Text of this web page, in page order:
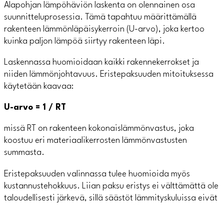
Alapohjan lämpöhäviön laskenta on olennainen osa
suunnitteluprosessia. Tämä tapahtuu määrittämällä
rakenteen lämmönläpäisykerroin (U-arvo), joka kertoo
kuinka paljon lämpöä siirtyy rakenteen läpi.
Laskennassa huomioidaan kaikki rakennekerrokset ja
niiden lämmönjohtavuus. Eristepaksuuden mitoituksessa
käytetään kaavaa:
U-arvo = 1 / RT
missä RT on rakenteen kokonaislämmönvastus, joka
koostuu eri materiaalikerrosten lämmönvastusten
summasta.
Eristepaksuuden valinnassa tulee huomioida myös
kustannustehokkuus. Liian paksu eristys ei välttämättä ole
taloudellisesti järkevä, sillä säästöt lämmityskuluissa eivät